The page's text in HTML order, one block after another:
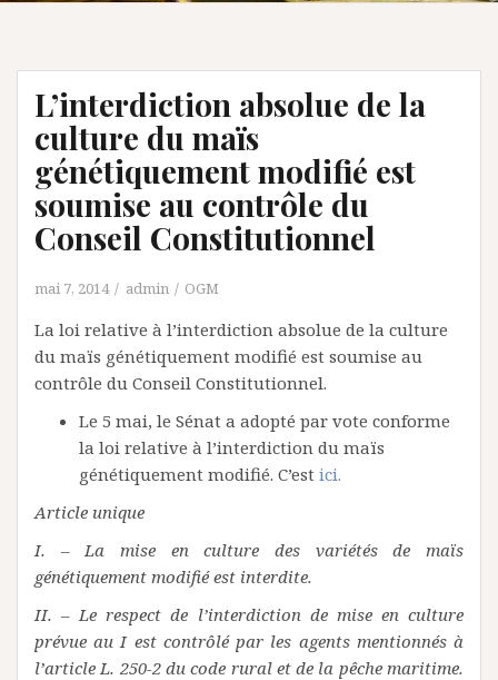
L’interdiction absolue de la
culture du maïs
génétiquement modifié est
soumise au contrôle du
Conseil Constitutionnel
mai 7, 2014 admin OGM
La loi relative à l’interdiction absolue de la culture
du maïs génétiquement modifié est soumise au
contrôle du Conseil Constitutionnel.
Le 5 mai, le Sénat a adopté par vote conforme
la loi relative à l’interdiction du maïs
génétiquement modifié. C’est ici.
Article unique
I. – La mise en culture des variétés de maïs
génétiquement modifié est interdite.
II. – Le respect de l’interdiction de mise en culture
prévue au I est contrôlé par les agents mentionnés à
l’article L. 250-2 du code rural et de la pêche maritime.